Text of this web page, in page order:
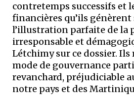
contretemps successifs et
financières qu’ils génèrent
l’illustration parfaite de la
irresponsable et
Létchimy sur ce dossier.
mode de gouvernance
revanchard, préjudiciable
notre pays et des